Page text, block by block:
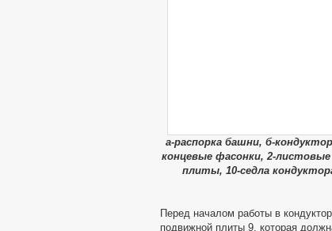
а-распорка башни, б-
концевые фасонки, 2-листовые
плиты, 10-седла
Перед началом работы в
подвижной плиты 9, которая